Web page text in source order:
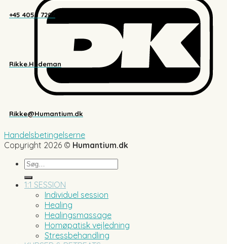
+45 4058 7207
Rikke.Hedeman
Rikke@Humantium.dk
Handelsbetingelserne
Copyright 2026 © Humantium.dk
Søg
efter:
1:1 SESSION
Individuel session
Healing
Healingsmassage
Homøpatisk vejledning
Stressbehandling